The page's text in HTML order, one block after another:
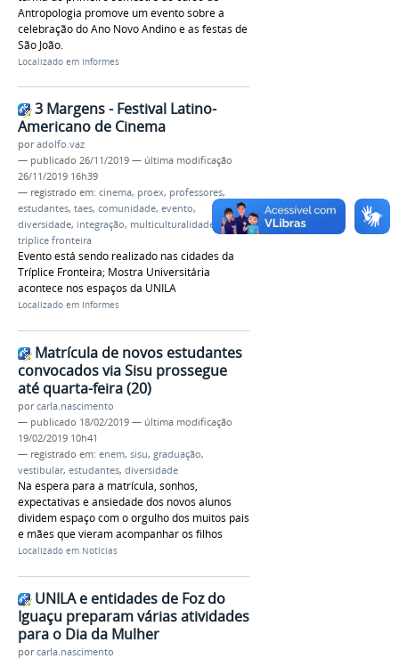
Antropologia promove um evento sobre a
celebração do Ano Novo Andino e as festas de
São João.
Localizado em Informes
3 Margens - Festival Latino-
Americano de Cinema
poradolfo.vaz
— publicado 26/11/2019 — última modificação
26/11/2019 16h39
— registrado em: cinema, proex, professores,
estudantes, taes, comunidade, evento,
diversidade, integração, multiculturalidade
tríplice fronteira
Evento está sendo realizado nas cidades da
Tríplice Fronteira; Mostra Universitária
acontece nos espaços da UNILA
Localizado em Informes
Matrícula de novos estudantes
convocados via Sisu prossegue
até quarta-feira (20)
porcarla.nascimento
— publicado 18/02/2019 — última modificação
19/02/2019 10h41
— registrado em: enem, sisu, graduação,
vestibular, estudantes, diversidade
Na espera para a matrícula, sonhos,
expectativas e ansiedade dos novos alunos
dividem espaço com o orgulho dos muitos pais
e mães que vieram acompanhar os filhos
Localizado em Notícias
UNILA e entidades de Foz do
Iguaçu preparam várias atividades
para o Dia da Mulher
porcarla.nascimento